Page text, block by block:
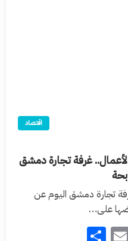
اقتصاد
الأعمال.. غرفة تجارة دمشق
تجارة دمشق اليوم عن
على…